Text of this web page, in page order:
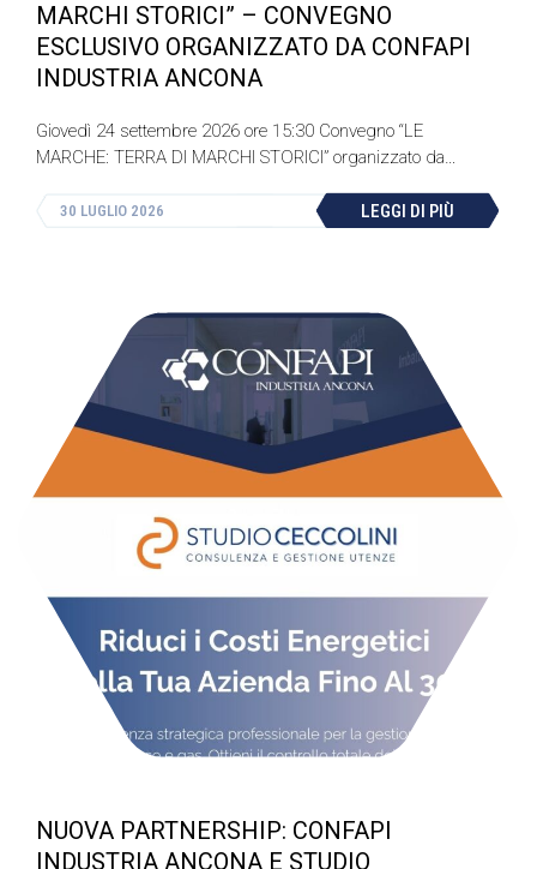
MARCHI STORICI” – CONVEGNO
ESCLUSIVO ORGANIZZATO DA CONFAPI
INDUSTRIA ANCONA
30 LUGLIO 2026
Giovedì 24 settembre 2026 ore 15:30 Convegno “LE
MARCHE: TERRA DI MARCHI STORICI” organizzato da…
LEGGI DI PIÙ
NUOVA PARTNERSHIP: CONFAPI
INDUSTRIA ANCONA E STUDIO